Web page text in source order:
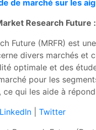
de marché sur les
Research Future :
Future (MRFR) est
divers marchés et
optimale et des
pour les
ce qui les aide à
LinkedIn
Twitter